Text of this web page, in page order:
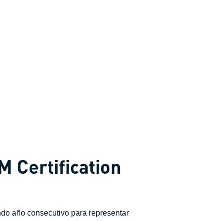
Certification
año consecutivo para representar